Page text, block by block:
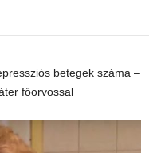
betegek száma –
főorvossal